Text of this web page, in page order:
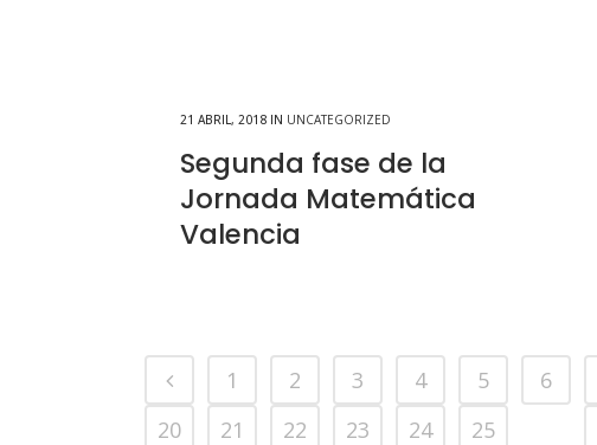
21 ABRIL, 2018 IN UNCATEGORIZED
Segunda fase de la
Jornada Matemática
Valencia
1 2 3 4 5 6
20
21 22 23 24 25